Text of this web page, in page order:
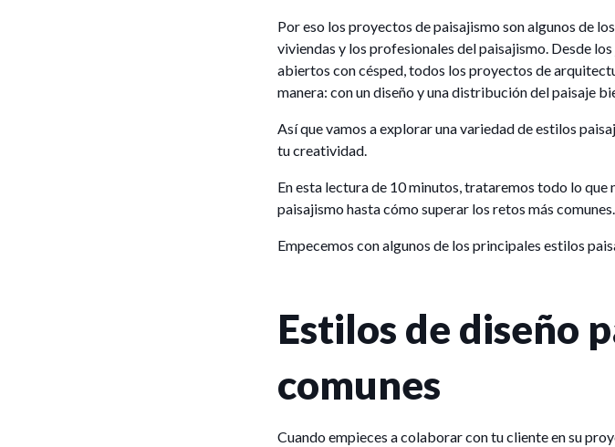
Por eso los proyectos de paisajismo son algunos de
viviendas y los profesionales del paisajismo. Desde
abiertos con césped, todos los proyectos de
manera: con un diseño y una distribución del paisaje
Así que vamos a explorar una variedad de estilos
tu creatividad.
En esta lectura de 10 minutos, trataremos todo lo
paisajismo hasta cómo superar los retos más comunes.
Empecemos con algunos de los principales estilos
Estilos de diseño
comunes
Cuando empieces a colaborar con tu cliente en su